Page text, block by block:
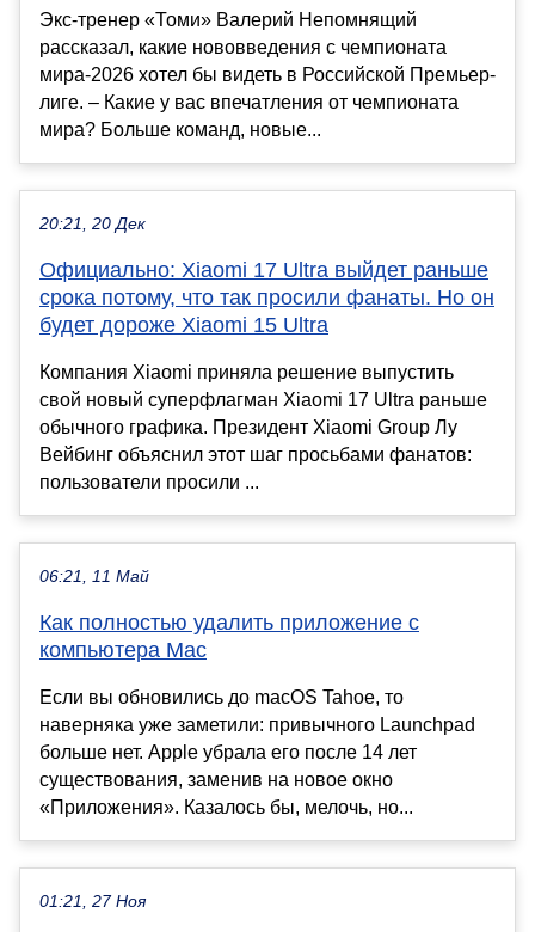
Экс-тренер «Томи» Валерий Непомнящий
рассказал, какие нововведения с чемпионата
мира-2026 хотел бы видеть в Российской Премьер-
лиге. – Какие у вас впечатления от чемпионата
мира? Больше команд, новые...
20:21, 20 Дек
Официально: Xiaomi 17 Ultra выйдет раньше
срока потому, что так просили фанаты. Но он
будет дороже Xiaomi 15 Ultra
Компания Xiaomi приняла решение выпустить
свой новый суперфлагман Xiaomi 17 Ultra раньше
обычного графика. Президент Xiaomi Group Лу
Вейбинг объяснил этот шаг просьбами фанатов:
пользователи просили ...
06:21, 11 Май
Как полностью удалить приложение с
компьютера Mac
Если вы обновились до macOS Tahoe, то
наверняка уже заметили: привычного Launchpad
больше нет. Apple убрала его после 14 лет
существования, заменив на новое окно
«Приложения». Казалось бы, мелочь, но...
01:21, 27 Ноя